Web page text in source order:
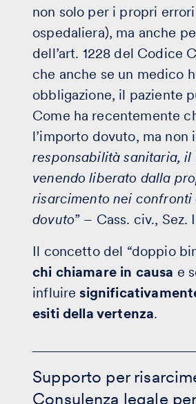
non solo per i propri
ospedaliera), ma anche
dell’art. 1228 del Codice
che anche se un medico
obbligazione, il paziente
Come ha recentemente
l’importo dovuto, ma
responsabilità sanitaria,
venendo liberato dalla
risarcimento nei confronti
dovuto” – Cass. civ.,
Il concetto del “doppio
chi chiamare in causa e
influire
esiti della vertenza.
Supporto per
Consulenza legale
per
risarcimenti
sanitari